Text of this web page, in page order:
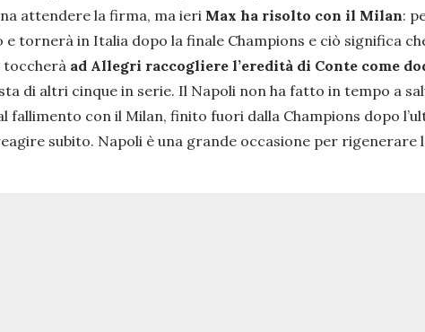
attendere la firma, ma ieri Max ha risolto con il Milan:
e tornerà in Italia dopo la finale Champions e ciò significa
toccherà ad Allegri raccogliere l’eredità di Conte come
di altri cinque in serie. Il Napoli non ha fatto in tempo a
fallimento con il Milan, finito fuori dalla Champions dopo
subito. Napoli è una grande occasione per